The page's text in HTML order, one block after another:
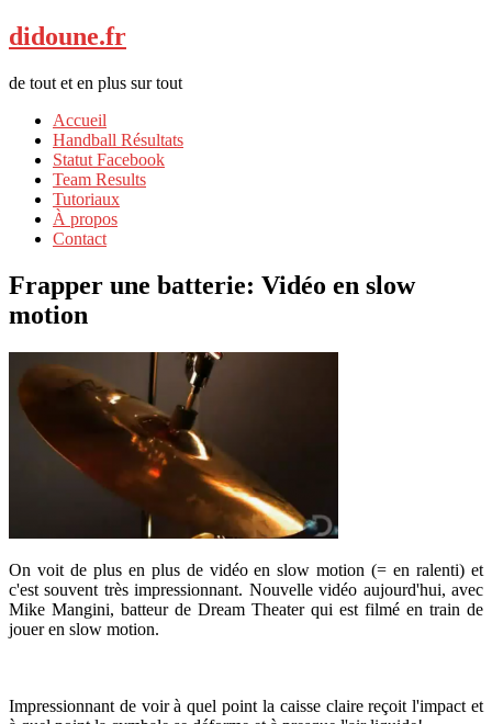
didoune.fr
de tout et en plus sur tout
Accueil
Handball Résultats
Statut Facebook
Team Results
Tutoriaux
À propos
Contact
Frapper une batterie: Vidéo en slow
motion
On voit de plus en plus de vidéo en slow motion (= en ralenti) et
c'est souvent très impressionnant. Nouvelle vidéo aujourd'hui, avec
Mike Mangini, batteur de Dream Theater qui est filmé en train de
jouer en slow motion.
Impressionnant de voir à quel point la caisse claire reçoit l'impact et